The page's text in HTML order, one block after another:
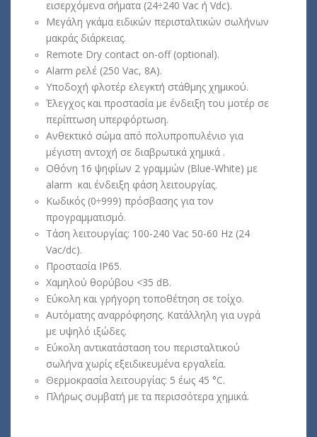
εισερχόμενα σήματα (24÷240 Vac ή Vdc).
Μεγάλη γκάμα ειδικών περισταλτικών σωλήνων
μακράς διάρκειας.
Remote Dry contact on-off (optional).
Alarm ρελέ (250 Vac, 8A).
Υποδοχή φλοτέρ ελεγκτή στάθμης χημικού.
Έλεγχος και προστασία με ένδειξη του μοτέρ σε
περίπτωση υπερφόρτωση.
Ανθεκτικό σώμα από πολυπροπυλένιο για
μέγιστη αντοχή σε διαβρωτικά χημικά .
Οθόνη 16 ψηφίων 2 γραμμών (Blue-White) με
alarm και ένδειξη φάση λειτουργίας.
Κωδικός (0÷999) πρόσβασης για τον
προγραμματισμό.
Τάση λειτουργίας: 100-240 Vac 50-60 Ηz (24
Vac/dc).
Προστασία ΙΡ65.
Χαμηλού θορύβου <35 dB.
Εύκολη και γρήγορη τοποθέτηση σε τοίχο.
Aυτόματης αναρρόφησης. Κατάλληλη για υγρά
με υψηλό ιξώδες.
Εύκολη αντικατάσταση του περισταλτικού
σωλήνα χωρίς εξειδικευμένα εργαλεία.
Θερμοκρασία λειτουργίας: 5 έως 45 °C.
Πλήρως συμβατή με τα περισσότερα χημικά.